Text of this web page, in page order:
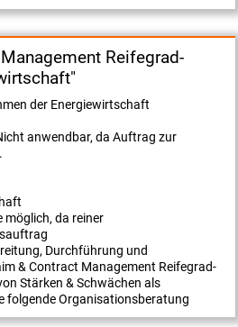
Reifegrad-
der Energiewirtschaft
anwendbar, da Auftrag zur
möglich, da reiner
Durchführung und
& Contract Management Reifegrad-
Stärken & Schwächen als
folgende Organisationsberatung